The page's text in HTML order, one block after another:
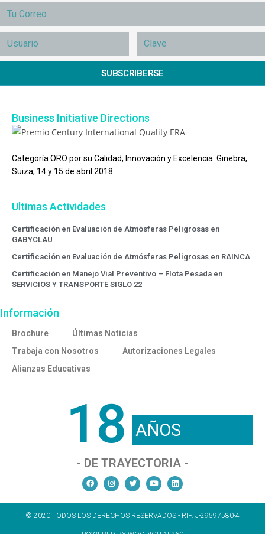
SUBSCRIBERSE
Business Initiative Directions
Categoría ORO por su Calidad, Innovación y Excelencia. Ginebra,
Suiza, 14 y 15 de abril 2018
Ultimas Actividades
Certificación en Evaluación de Atmósferas Peligrosas en
GABYCLAU
Certificación en Evaluación de Atmósferas Peligrosas en RAINCA
Certificación en Manejo Vial Preventivo – Flota Pesada en
SERVICIOS Y TRANSPORTE SIGLO 22
Información
Brochure
Últimas Noticias
Trabaja con Nosotros
Autorizaciones Legales
Alianzas Educativas
18 AÑOS
- DE TRAYECTORIA -
© 2020 TODOS LOS DERECHOS RESERVADOS - RIF. J-29597580-4